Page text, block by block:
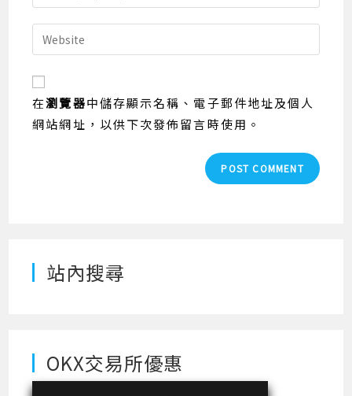
to
comment
your
email
address
comment
Enter
your
website
URL
(optional)
在瀏覽器中儲存顯示名稱、電子郵件地址及個人
網站網址，以供下次發佈留言時使用。
站內搜尋
OKX交易所優惠